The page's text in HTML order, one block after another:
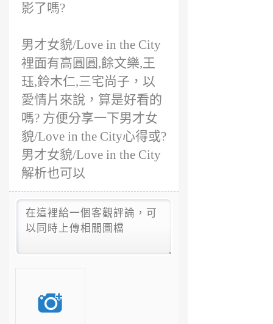
影了嗎?
男才女貌/Love in the City
裡面有高圓圓,餘文樂,王
珏,鈴木仁,三宅尚子，以
愛情片來說，算是好看的
嗎? 方便分享一下男才女
貌/Love in the City心得或?
男才女貌/Love in the City
解析也可以